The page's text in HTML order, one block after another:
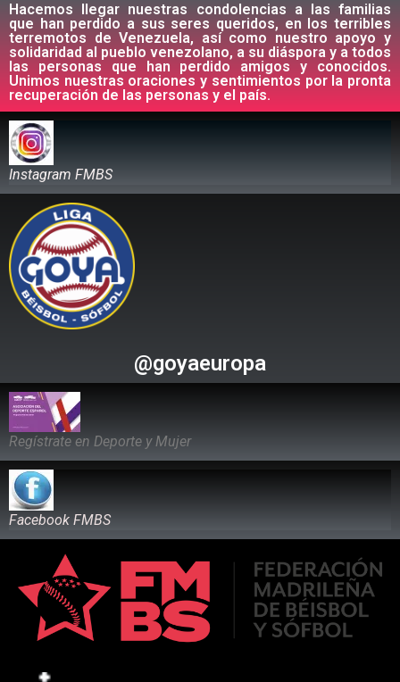
Hacemos llegar nuestras condolencias a las familias
que han perdido a sus seres queridos, en los terribles
terremotos de Venezuela, así como nuestro apoyo y
solidaridad al pueblo venezolano, a su diáspora y a todos
las personas que han perdido amigos y conocidos.
Unimos nuestras oraciones y sentimientos por la pronta
recuperación de las personas y el país.
Instagram FMBS
@goyaeuropa
Regístrate en Deporte y Mujer
Facebook FMBS